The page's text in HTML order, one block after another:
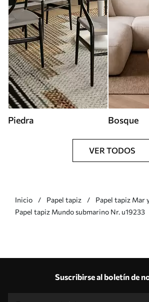
Piedra Bosque
VER TODOS
Inicio Papel tapiz
Papel tapiz Mar
Papel tapiz Mundo submarino Nr. u19233
Suscribirse al boletín de